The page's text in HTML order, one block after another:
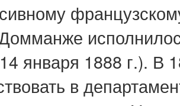
января 1888 г.). В
в